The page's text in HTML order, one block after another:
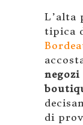
L’alta
tipica
negozi
di